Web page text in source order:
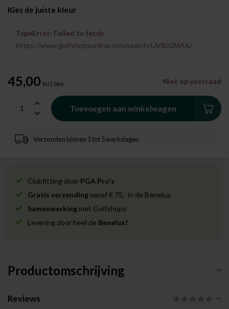
Kies de juiste kleur
TypeError: Failed to fetch
https://www.golfshopsonline.com/search/UVBIGMAX/
45,00 Incl. btw Niet op voorraad
Toevoegen aan winkelwagen
Verzonden binnen 1 tot 5 werkdagen
Clubfitting door PGA Pro's
Gratis verzendingvanaf € 75,- in de Benelux
Samenwerking met Golfshops
Levering door heel de Benelux!
Productomschrijving
Reviews